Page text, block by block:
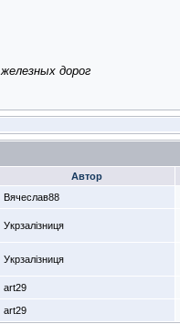
дорог
Автор
Вячеслав88
Укрзалізниця
Укрзалізниця
art29
art29